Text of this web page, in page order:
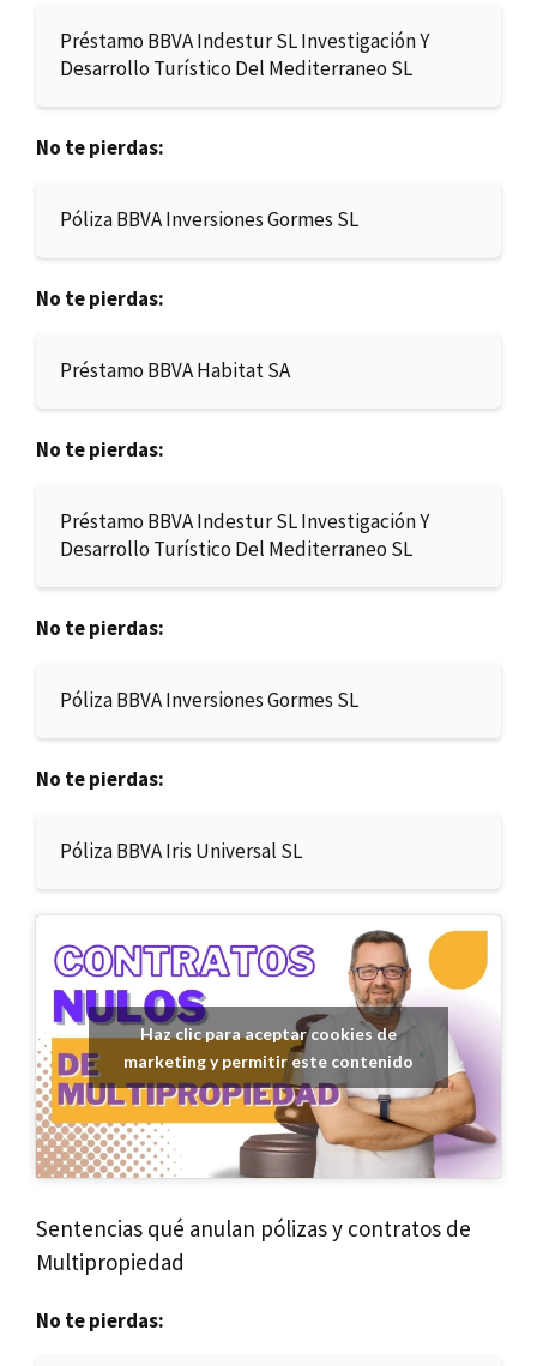
Préstamo BBVA Indestur SL Investigación Y
Desarrollo Turístico Del Mediterraneo SL
No te pierdas:
Póliza BBVA Inversiones Gormes SL
No te pierdas:
Préstamo BBVA Habitat SA
No te pierdas:
Préstamo BBVA Indestur SL Investigación Y
Desarrollo Turístico Del Mediterraneo SL
No te pierdas:
Póliza BBVA Inversiones Gormes SL
No te pierdas:
Póliza BBVA Iris Universal SL
Haz clic para aceptar cookies de
marketing y permitir este contenido
Sentencias qué anulan pólizas y contratos de
Multipropiedad
No te pierdas: